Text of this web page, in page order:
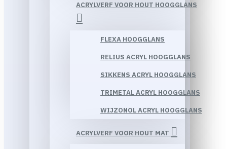
ACRYLVERF VOOR HOUT HOOGGLANS
FLEXA HOOGGLANS
RELIUS ACRYL HOOGGLANS
SIKKENS ACRYL HOOGGLANS
TRIMETAL ACRYL HOOGGLANS
WIJZONOL ACRYL HOOGGLANS
ACRYLVERF VOOR HOUT MAT